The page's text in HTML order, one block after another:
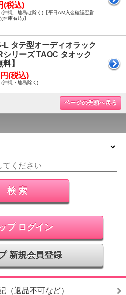
(税込)
(沖縄、離島は除く)【平日AM入金確認翌営
在庫有時)】
L タテ型オーディオラック
シリーズ TAOC タオック
料】
(税込)
(沖縄・離島除く)
ページの先頭へ戻る
プ ログイン
新規会員登録
（返品不可など）